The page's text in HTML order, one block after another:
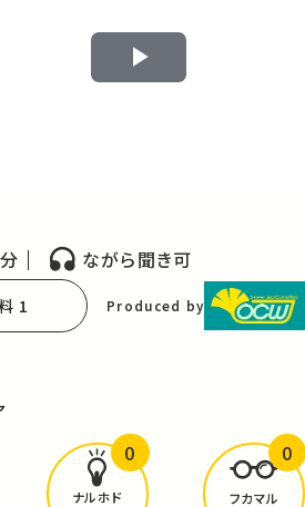
Play
ながら聞き可
1 Produced by
どんな学びがありましたか？
ナルホド
0
フカマル
0